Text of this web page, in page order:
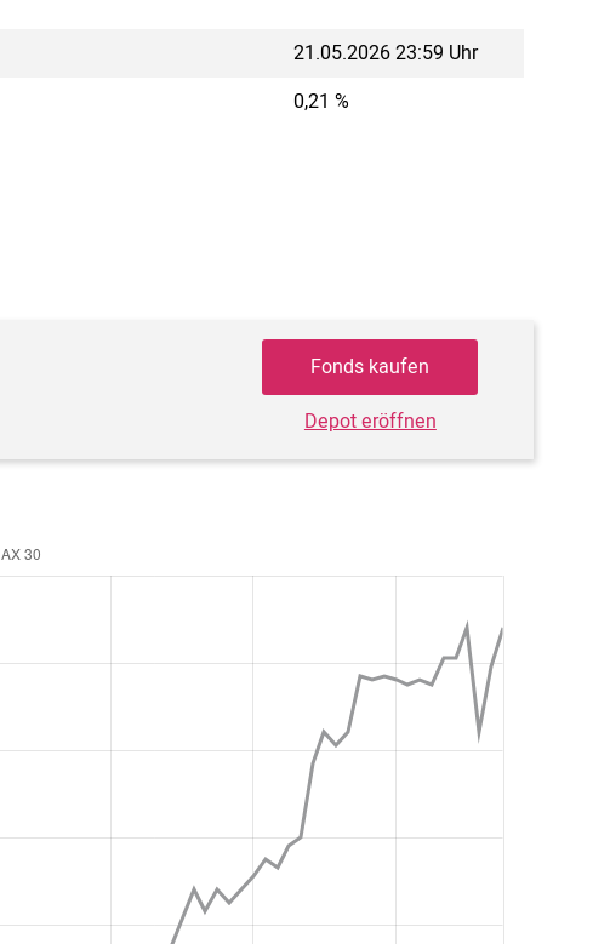
21.05.2026 23:59 Uhr
0,21 %
Fonds kaufen
Depot eröffnen